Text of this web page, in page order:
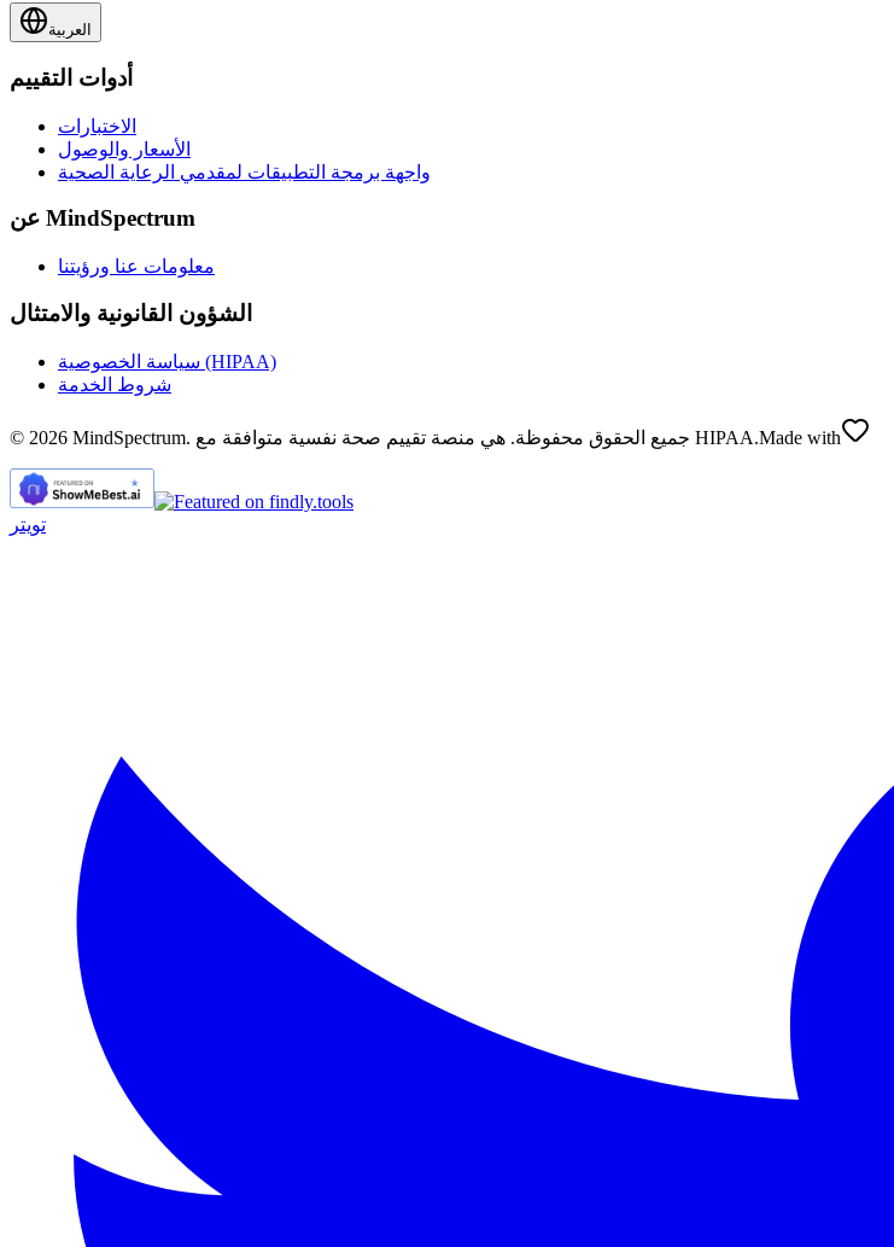
العربية
أدوات التقييم
الاختبارات
الأسعار والوصول
واجهة برمجة التطبيقات لمقدمي الرعاية الصحية
عن MindSpectrum
معلومات عنا ورؤيتنا
الشؤون القانونية والامتثال
سياسة الخصوصية (HIPAA)
شروط الخدمة
© 2026 MindSpectrum. جميع الحقوق محفوظة. هي منصة تقييم صحة نفسية متوافقة مع HIPAA.Made with
تويتر